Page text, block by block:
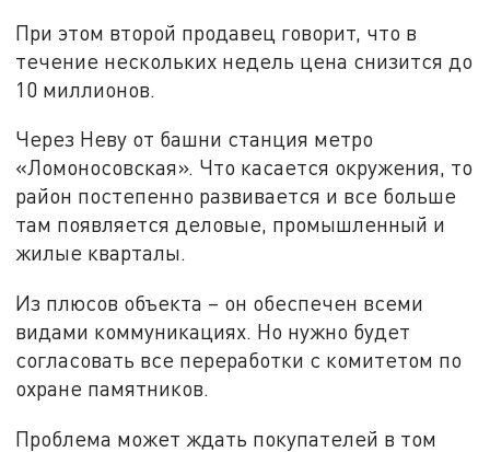
При этом второй продавец говорит, что в
течение нескольких недель цена снизится до
10 миллионов.
Через Неву от башни станция метро
«Ломоносовская». Что касается окружения, то
район постепенно развивается и все больше
там появляется деловые, промышленный и
жилые кварталы.
Из плюсов объекта – он обеспечен всеми
видами коммуникациях. Но нужно будет
согласовать все переработки с комитетом по
охране памятников.
Проблема может ждать покупателей в том